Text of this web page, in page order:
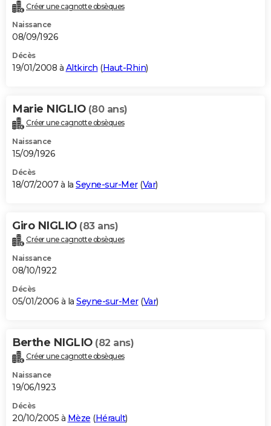
Créer une cagnotte obsèques
Naissance
08/09/1926
Décès
19/01/2008 à Altkirch (Haut-Rhin)
Marie NIGLIO (80 ans)
Créer une cagnotte obsèques
Naissance
15/09/1926
Décès
18/07/2007 à la Seyne-sur-Mer(Var)
Giro NIGLIO (83 ans)
Créer une cagnotte obsèques
Naissance
08/10/1922
Décès
05/01/2006 à la Seyne-sur-Mer(Var)
Berthe NIGLIO (82 ans)
Créer une cagnotte obsèques
Naissance
19/06/1923
Décès
20/10/2005 à Mèze (Hérault)